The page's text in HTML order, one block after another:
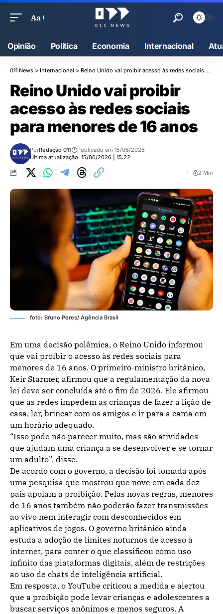
Aa
Opinião Política Economia Internacional
011 News > Internacional > Reino Unido vai proibir acesso às redes sociais para menores de 16 anos
Reino Unido vai proibir
acesso às redes sociais
para menores de 16 anos
Última atualização: 15/06/2026 | 15:22
PorRedação 011 Publicado em 15/06/2026
2 Min
foto: Bruno Peres/ Agência Brasil
Em uma decisão polêmica, o Reino Unido informou
que vai proibir o acesso às redes sociais para
menores de 16 anos. O primeiro-ministro britânico,
Keir Starmer, afirmou que a regulamentação da nova
lei deve ser concluída até o fim de 2026. Ele afirmou
que as redes impedem as crianças de fazer a lição de
casa, ler, brincar com os amigos e ir para a cama em
um horário adequado.
“Isso pode não parecer muito, mas são atividades
que ajudam uma criança a se desenvolver e se tornar
um adulto”, disse.
De acordo com o governo, a decisão foi tomada após
uma pesquisa que mostrou que nove em cada dez
pais apoiam a proibição. Pelas novas regras, menores
de 16 anos também não poderão fazer transmissões
ao vivo nem interagir com desconhecidos em
aplicativos de jogos. O governo britânico ainda
estuda a adoção de limites noturnos de acesso à
internet, para conter o que classificou como uso
infinito das plataformas digitais, além de restrições
ao uso de chats de inteligência artificial.
Em resposta, o YouTube criticou a medida e alertou
que a proibição pode levar crianças e adolescentes a
buscar serviços anônimos e menos seguros. A